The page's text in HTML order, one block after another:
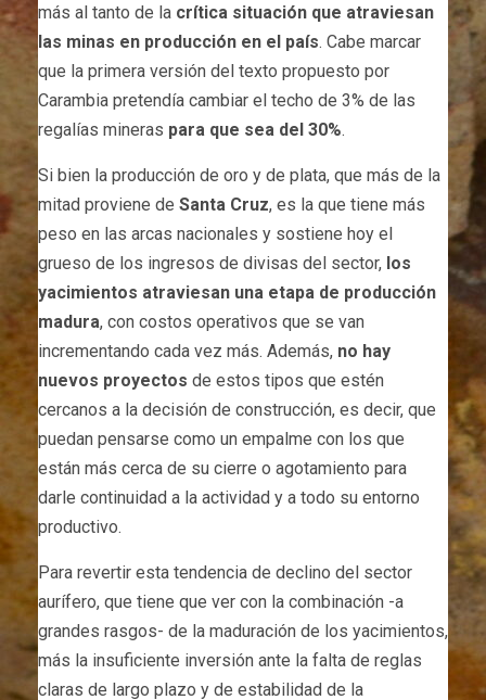
más al tanto de la crítica situación que atraviesan
las minas en producción en el país. Cabe marcar
que la primera versión del texto propuesto por
Carambia pretendía cambiar el techo de 3% de las
regalías mineras para que sea del 30%.
Si bien la producción de oro y de plata, que más de la
mitad proviene de Santa Cruz, es la que tiene más
peso en las arcas nacionales y sostiene hoy el
grueso de los ingresos de divisas del sector, los
yacimientos atraviesan una etapa de producción
madura, con costos operativos que se van
incrementando cada vez más. Además, no hay
nuevos proyectos de estos tipos que estén
cercanos a la decisión de construcción, es decir, que
puedan pensarse como un empalme con los que
están más cerca de su cierre o agotamiento para
darle continuidad a la actividad y a todo su entorno
productivo.
Para revertir esta tendencia de declino del sector
aurífero, que tiene que ver con la combinación -a
grandes rasgos- de la maduración de los yacimientos,
más la insuficiente inversión ante la falta de reglas
claras de largo plazo y de estabilidad de la